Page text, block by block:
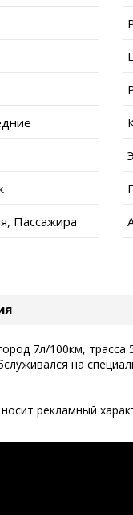
Пассажира
7л/100км,
на
рекламный